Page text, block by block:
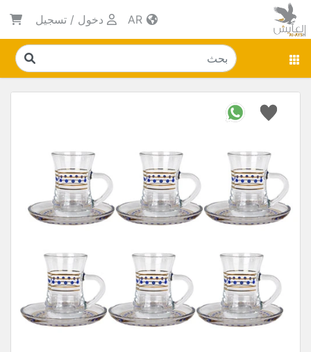
دخول / تسجيل